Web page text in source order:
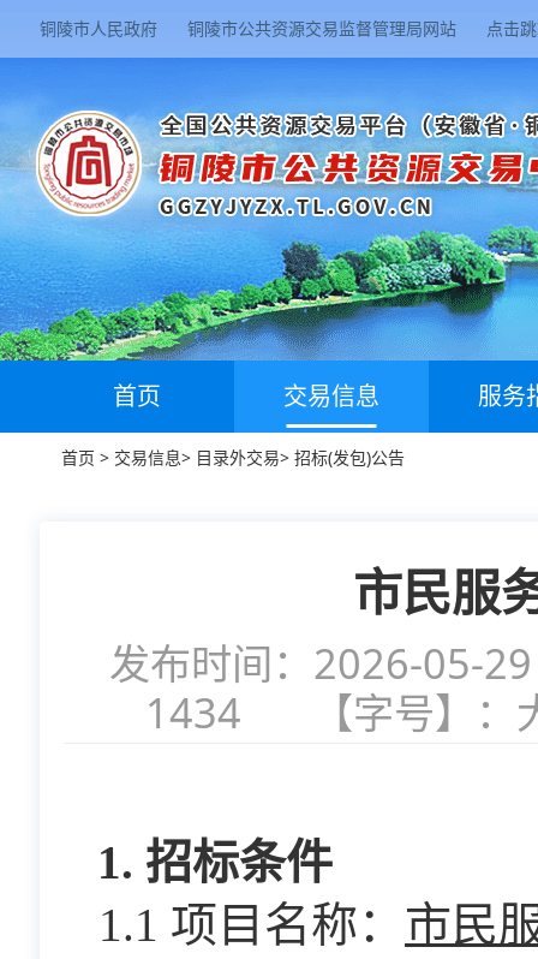
铜陵市人民政府 铜陵市公共资源交易监督管理局网站 点击
首页 交易信息 服务
首页 > 交易信息> 目录外交易> 招标(发包)公告
市民服
发布时间：2026-05-29
1434
【字号】：
1. 招标条件
1.1 项目名称： 市民